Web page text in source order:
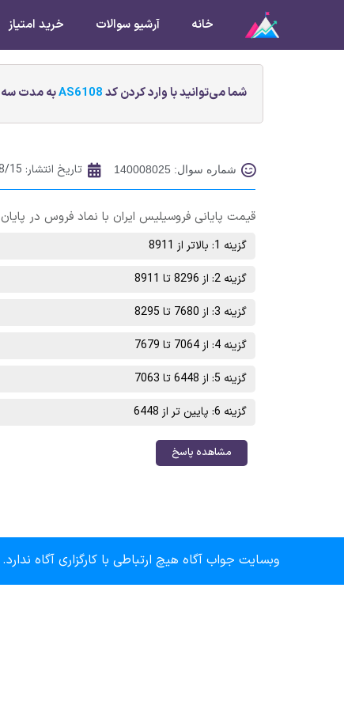
خانه آرشیو سوالات خرید امتیاز
شما می‌توانید با وارد کردن کدAS6108به مدت سه
شماره سوال: 140008025 تاریخ انتشار: 15
قیمت پایانی فروسيليس‌ ايران‌ با نماد فروس در پایان معاملات روز چهارشنبه 19
گزینه 1: بالاتر از 8911
گزینه 2: از 8296 تا 8911
گزینه 3: از 7680 تا 8295
گزینه 4: از 7064 تا 7679
گزینه 5: از 6448 تا 7063
گزینه 6: پایین تر از 6448
مشاهده پاسخ
وبسایت جواب آگاه هیچ ارتباطی با کارگزاری آگاه ندارد.